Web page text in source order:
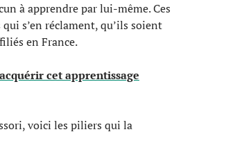
à apprendre par lui-même. Ces
s’en réclament, qu’ils soient
en France.
cet apprentissage
voici les piliers qui la